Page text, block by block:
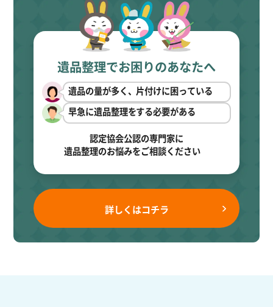
遺品整理でお困りのあなたへ
遺品の量が多く、片付けに困っている
早急に遺品整理をする必要がある
認定協会公認の専門家に
遺品整理のお悩みをご相談ください
詳しくはコチラ